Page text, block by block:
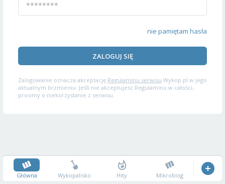
nie pamiętam hasła
ZALOGUJ SIĘ
Zalogowanie oznacza akceptację Regulaminu serwisu Wykop.pl w jego
aktualnym brzmieniu. Jeśli nie akceptujesz Regulaminu w całości,
prosimy o niekorzystanie z serwisu.
Główna Wykopalisko Hity Mikroblog